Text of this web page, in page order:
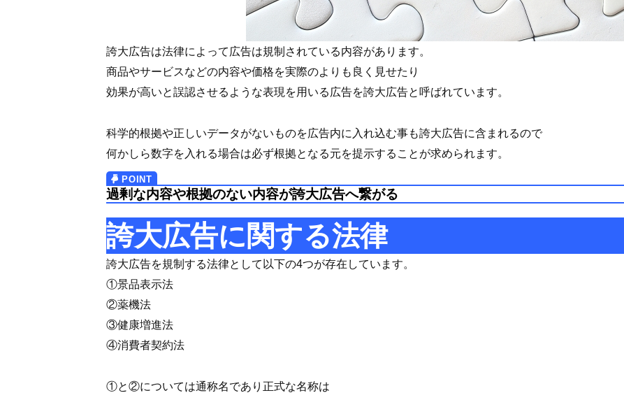
誇大広告は法律によって広告は規制されている内容があります。
商品やサービスなどの内容や価格を実際のよりも良く見せたり
効果が高いと誤認させるような表現を用いる広告を誇大広告と呼ばれています。
科学的根拠や正しいデータがないものを広告内に入れ込む事も誇大広告に含まれるので
何かしら数字を入れる場合は必ず根拠となる元を提示することが求められます。
過剰な内容や根拠のない内容が誇大広告へ繋がる
誇大広告に関する法律
誇大広告を規制する法律として以下の4つが存在しています。
①景品表示法
②薬機法
③健康増進法
④消費者契約法
①と②については通称名であり正式な名称は